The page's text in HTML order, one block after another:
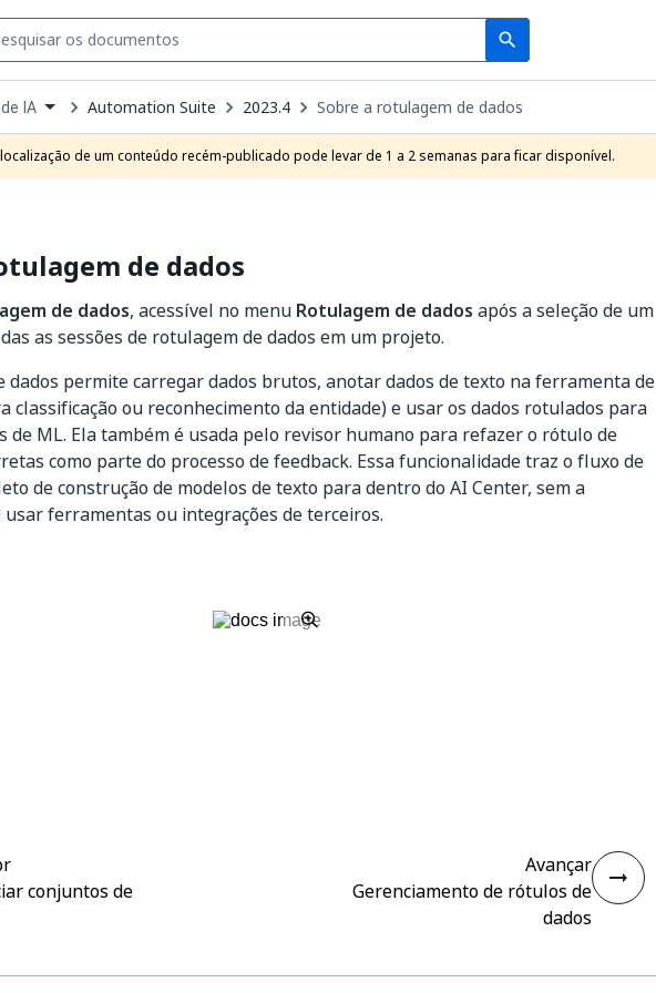
search
Search
IA Automation Suite 2023.4 Sobre a rotulagem de dados
de um conteúdo recém-publicado pode levar de 1 a 2 semanas para ficar disponível.
de dados
de dados, acessível no menu Rotulagem de dados após a seleção de um
as sessões de rotulagem de dados em um projeto.
dados permite carregar dados brutos, anotar dados de texto na ferramenta de
classificação ou reconhecimento da entidade) e usar os dados rotulados para
de ML. Ela também é usada pelo revisor humano para refazer o rótulo de
como parte do processo de feedback. Essa funcionalidade traz o fluxo de
de construção de modelos de texto para dentro do AI Center, sem a
usar ferramentas ou integrações de terceiros.
conjuntos de
Avançar
Gerenciamento de rótulos de
dados